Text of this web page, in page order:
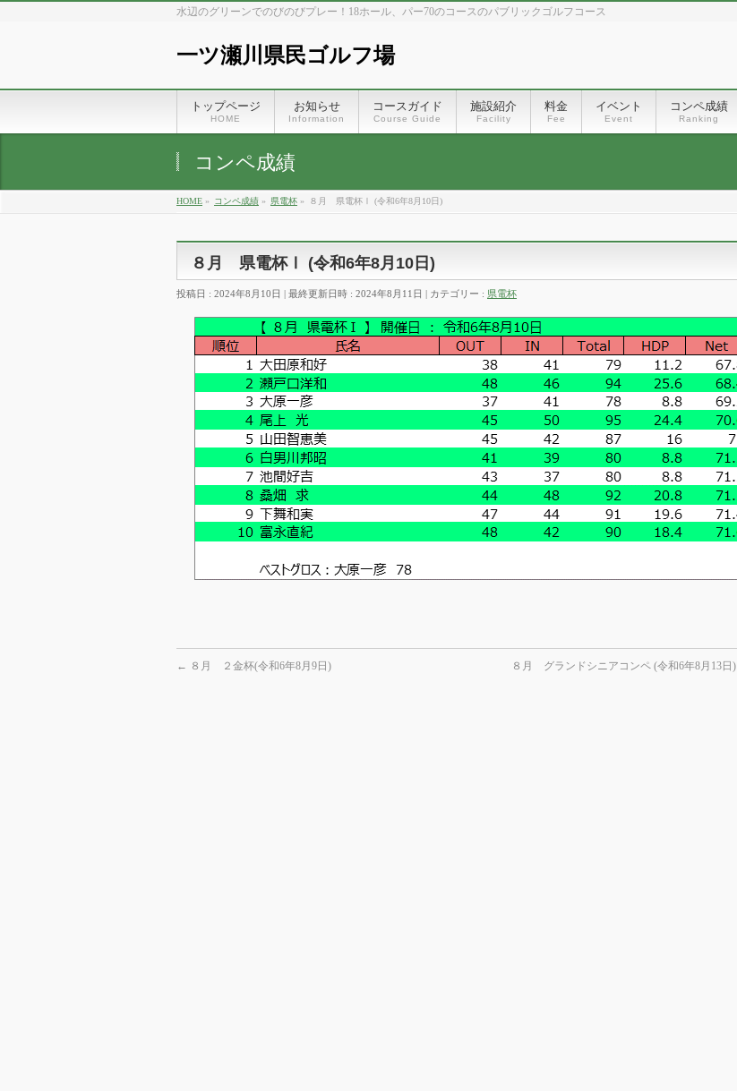
水辺のグリーンでのびのびプレー！18ホール、パー70のコースのパブリックゴルフコース
一ツ瀬川県民ゴルフ場
トップページ
HOME
お知らせ
Information
コースガイド
Course Guide
施設紹介
Facility
料金
Fee
イベント
Event
コンペ成績
Ranking
コンペ成績
HOME » コンペ成績 » 県電杯 » ８月 県電杯Ⅰ (令和6年8月10日)
８月 県電杯Ⅰ (令和6年8月10日)
投稿日 : 2024年8月10日 最終更新日時 : 2024年8月11日 カテゴリー : 県電杯
← ８月 ２金杯(令和6年8月9日) ８月 グランドシニアコンペ (令和6年8月13日)